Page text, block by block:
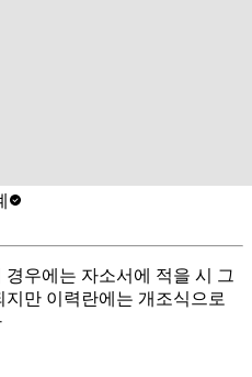
우에는 자소서에 적을 시 그
만 이력란에는 개조식으로